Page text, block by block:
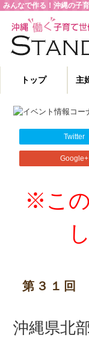
みんなで作る！沖縄の子
主婦特化型の求人情報
沖縄の子育て世代、働く
トップ 主
Twitter
Google+
※こ
第３１回
沖縄県北